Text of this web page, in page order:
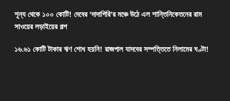
শূন্য থেকে ১০০ কোটি! দেবের ‘দাদাগিরি’র মঞ্চে উঠে এল শান্তিনিকেতনের রাম
সাওয়ের লড়াইয়ের গল্প
১৬.৬১ কোটি টাকার ঋণ শোধ হয়নি! রাজপাল যাদবের সম্পত্তিতে নিলামের ঘণ্টা!